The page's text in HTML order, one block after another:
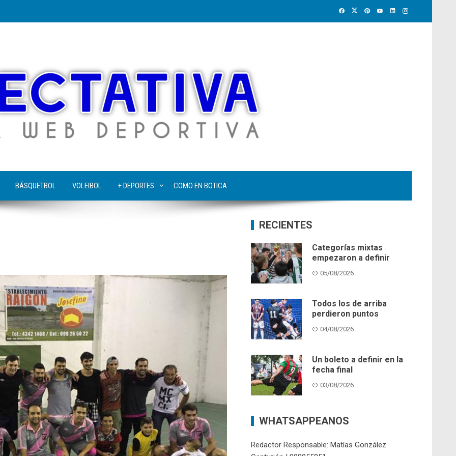
BÁSQUETBOL VOLEIBOL + DEPORTES COMO EN BOTICA
RECIENTES
Categorías mixtas
empezaron a definir
05/08/2026
Todos los de arriba
perdieron puntos
04/08/2026
Un boleto a definir en la
fecha final
03/08/2026
WHATSAPPEANOS
Redactor Responsable: Matías González